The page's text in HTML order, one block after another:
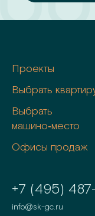
Проекты
Выбрать
Выбрать
машино‑место
Офисы продаж
+7 (495)
info@sk-gc.ru